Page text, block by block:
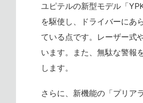
ユピテルの新型モデル「
を駆使し、ドライバーにあ
ている点です。レーザー式
います。また、無駄な警報
します。
さらに、新機能の「プリア